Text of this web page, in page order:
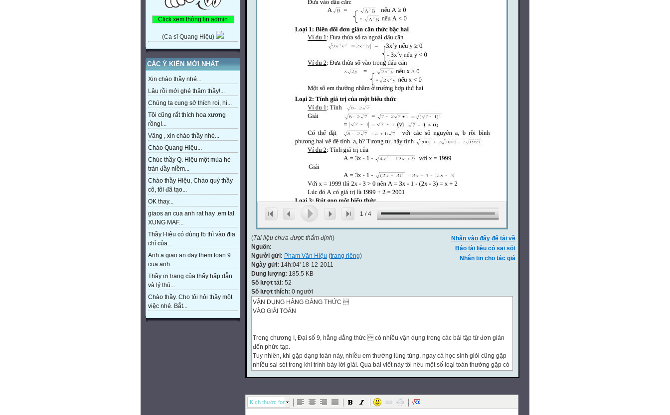
(Ca sĩ Quang Hiệu)
CÁC Ý KIẾN MỚI NHẤT
Xin chào thầy nhé...
Lâu rồi mới ghé thăm thầy!...
Chúng ta cung sở thích roi, hi...
Tôi cũng rất thích hoa xương
rồng!...
Vâng , xin chào thầy nhé...
Chào Quang Hiệu...
Chúc thầy Q. Hiệu một mùa hè
tràn đầy niềm...
Chào thầy Hiệu, Chào quý thầy
cô, tôi đã tạo...
OK thay...
giaos an cua anh rat hay ,em taI
XUNG MAF...
Thầy Hiệu có dùng fb thì vào địa
chỉ của...
Anh a giao an day them toan 9
cua anh...
Thầy ơi trang của thấy hấp dẫn
và lý thú...
Chào thầy. Cho tôi hỏi thầy một
việc nhé. Bắt...
1 /4
Nhấn vào đây để tải về
Báo tài liệu có sai sót
Nhắn tin cho tác giả
(Tài liệu chưa được thẩm định)
Nguồn:
Người gửi: Phạm Văn Hiệu (trang riêng)
Ngày gửi: 14h:04' 18-12-2011
Dung lượng: 185.5 KB
Số lượt tải: 52
Số lượt thích: 0 người
VẬN DỤNG HẰNG ĐẲNG THỨC 
VÀO GIẢI TOÁN
Trong chương I, Đại số 9, hằng đẳng thức  có nhiều vận dụng trong các bài tập từ đơn giản
đến phức tạp.
Tuy nhiên, khi gặp dạng toán này, nhiều em thường lúng túng, ngay cả học sinh giỏi cũng gặp
nhiều sai sót trong khi trình bày lời giải. Qua bài viết này tôi nêu một số loại toán thường gặp có
- A nếu A < 0
Đưa vào dấu căn:
Kích thước font